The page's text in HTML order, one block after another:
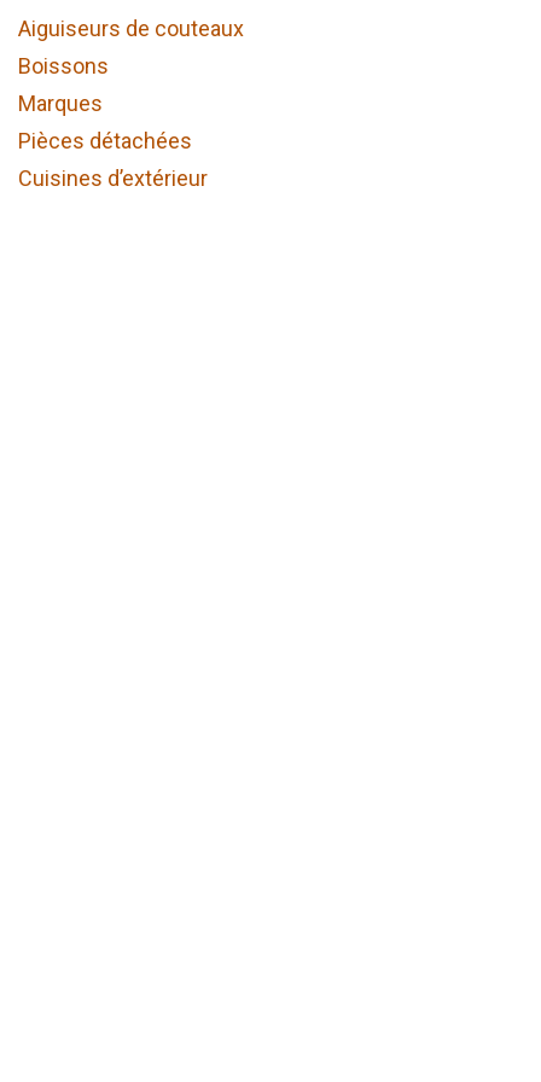
Aiguiseurs de couteaux
Boissons
Marques
Pièces détachées
Cuisines d’extérieur